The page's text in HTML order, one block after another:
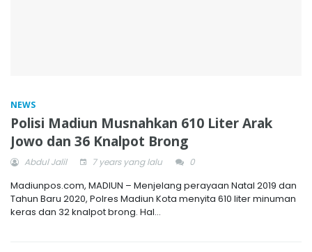
NEWS
Polisi Madiun Musnahkan 610 Liter Arak
Jowo dan 36 Knalpot Brong
Abdul Jalil 7 years yang lalu 0
Madiunpos.com, MADIUN – Menjelang perayaan Natal 2019 dan
Tahun Baru 2020, Polres Madiun Kota menyita 610 liter minuman
keras dan 32 knalpot brong. Hal...